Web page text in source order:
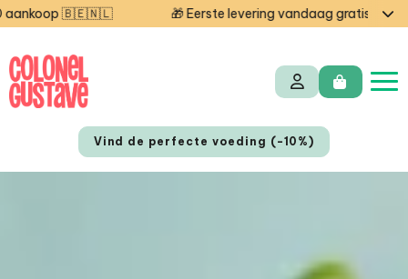
🎁 Eerste levering vandaag gratis — code
Vind de perfecte voeding (-10%)